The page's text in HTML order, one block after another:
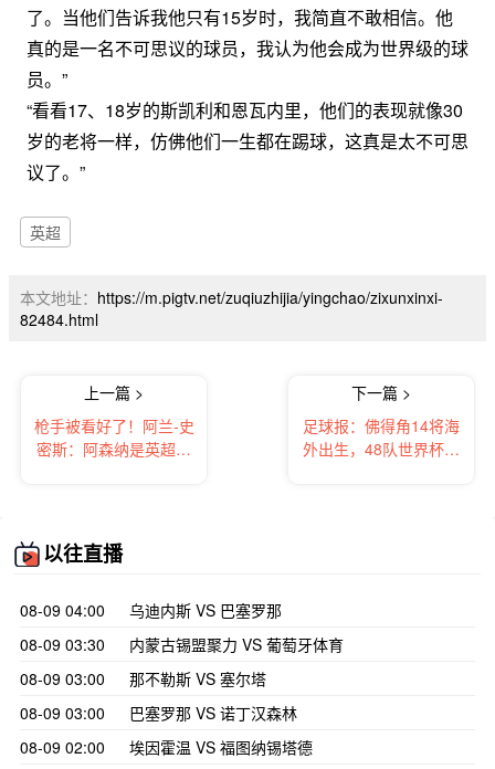
了。当他们告诉我他只有15岁时，我简直不敢相信。他
真的是一名不可思议的球员，我认为他会成为世界级的球
员。”
“看看17、18岁的斯凯利和恩瓦内里，他们的表现就像30
岁的老将一样，仿佛他们一生都在踢球，这真是太不可思
议了。”
英超
本文地址： https://m.pigtv.net/zuqiuzhijia/yingchao/zixunxinxi-
82484.html
上一篇 >
枪手被看好了！阿兰-史
密斯：阿森纳是英超最
下一篇 >
足球报：佛得角14将海
外出生，48队世界杯引
以往直播
08-09 04:00
乌迪内斯 VS 巴塞罗那
08-09 03:30
内蒙古锡盟聚力 VS 葡萄牙体育
08-09 03:00
那不勒斯 VS 塞尔塔
08-09 03:00
巴塞罗那 VS 诺丁汉森林
08-09 02:00
埃因霍温 VS 福图纳锡塔德